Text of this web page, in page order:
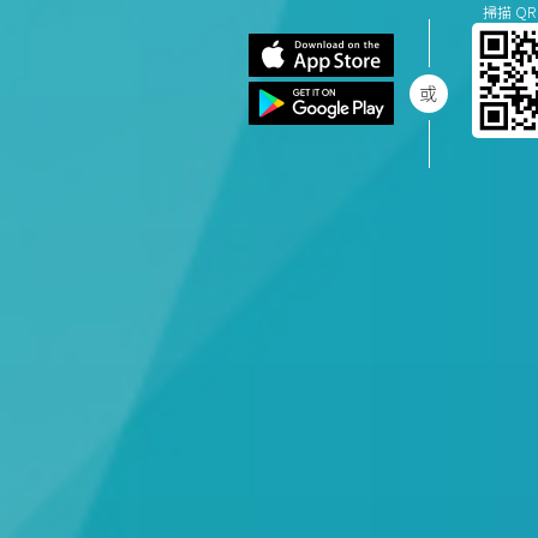
掃描